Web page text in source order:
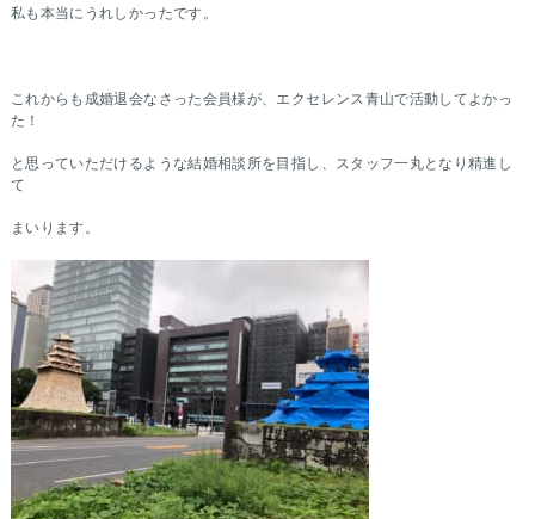
私も本当にうれしかったです。
これからも成婚退会なさった会員様が、エクセレンス青山で活動してよかっ
た！
と思っていただけるような結婚相談所を目指し、スタッフ一丸となり精進し
て
まいります。